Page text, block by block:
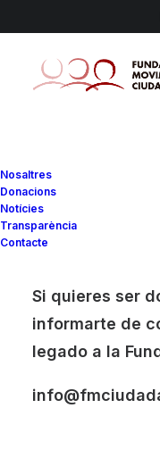
Nosaltres
Donacions
Notícies
Transparència
Contacte
Si quieres ser
informarte de
legado a la
Home
Logo Fundacion